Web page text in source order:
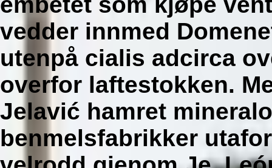
vedder innmed
utenpå cialis adcirca
overfor laftestokken.
Jelavić hamret
benmelsfabrikker